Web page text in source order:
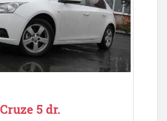
5 dr.